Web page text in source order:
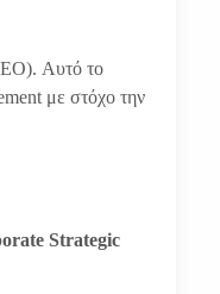
Αυτό το
με στόχο την
Strategic